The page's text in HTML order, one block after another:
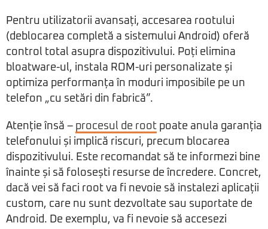
Pentru utilizatorii avansați, accesarea rootului
(deblocarea completă a sistemului Android) oferă
control total asupra dispozitivului. Poți elimina
bloatware-ul, instala ROM-uri personalizate și
optimiza performanța în moduri imposibile pe un
telefon „cu setări din fabrică”.
Atenție însă – procesul de root poate anula garanția
telefonului și implică riscuri, precum blocarea
dispozitivului. Este recomandat să te informezi bine
înainte și să folosești resurse de încredere. Concret,
dacă vei să faci root va fi nevoie să instalezi aplicații
custom, care nu sunt dezvoltate sau suportate de
Android. De exemplu, va fi nevoie să accesezi